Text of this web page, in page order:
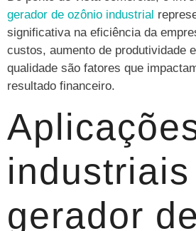
gerador de ozônio industrial
significativa na eficiência da
custos, aumento de produtividade
qualidade são fatores que
resultado financeiro.
gerador de